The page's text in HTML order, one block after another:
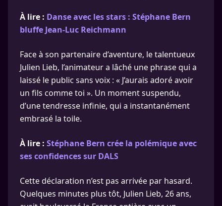
À lire : Danse avec les stars : Stéphane Bern
bluffe Jean-Luc Reichmann
Face à son partenaire d’aventure, le talentueux
Julien Lieb, l’animateur a lâché une phrase qui a
laissé le public sans voix : « J’aurais adoré avoir
un fils comme toi ». Un moment suspendu,
d’une tendresse infinie, qui a instantanément
embrasé la toile.
À lire : Stéphane Bern crée la polémique avec
ses confidences sur DALS
Cette déclaration n’est pas arrivée par hasard.
Quelques minutes plus tôt, Julien Lieb, 26 ans,